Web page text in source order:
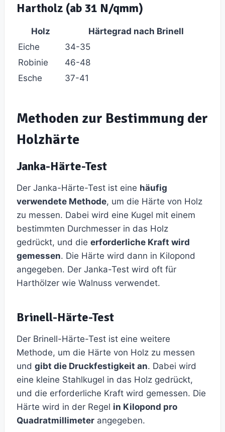
Hartholz (ab 31 N/qmm)
Holz
Härtegrad nach Brinell
Eiche
34-35
Robinie
46-48
Esche
37-41
Methoden zur Bestimmung der
Holzhärte
Janka-Härte-Test
Der Janka-Härte-Test ist eine häufig
verwendete Methode, um die Härte von Holz
zu messen. Dabei wird eine Kugel mit einem
bestimmten Durchmesser in das Holz
gedrückt, und die erforderliche Kraft wird
gemessen. Die Härte wird dann in Kilopond
angegeben. Der Janka-Test wird oft für
Harthölzer wie Walnuss verwendet.
Brinell-Härte-Test
Der Brinell-Härte-Test ist eine weitere
Methode, um die Härte von Holz zu messen
und gibt die Druckfestigkeit an. Dabei wird
eine kleine Stahlkugel in das Holz gedrückt,
und die erforderliche Kraft wird gemessen. Die
Härte wird in der Regel in Kilopond pro
Quadratmillimeter angegeben.